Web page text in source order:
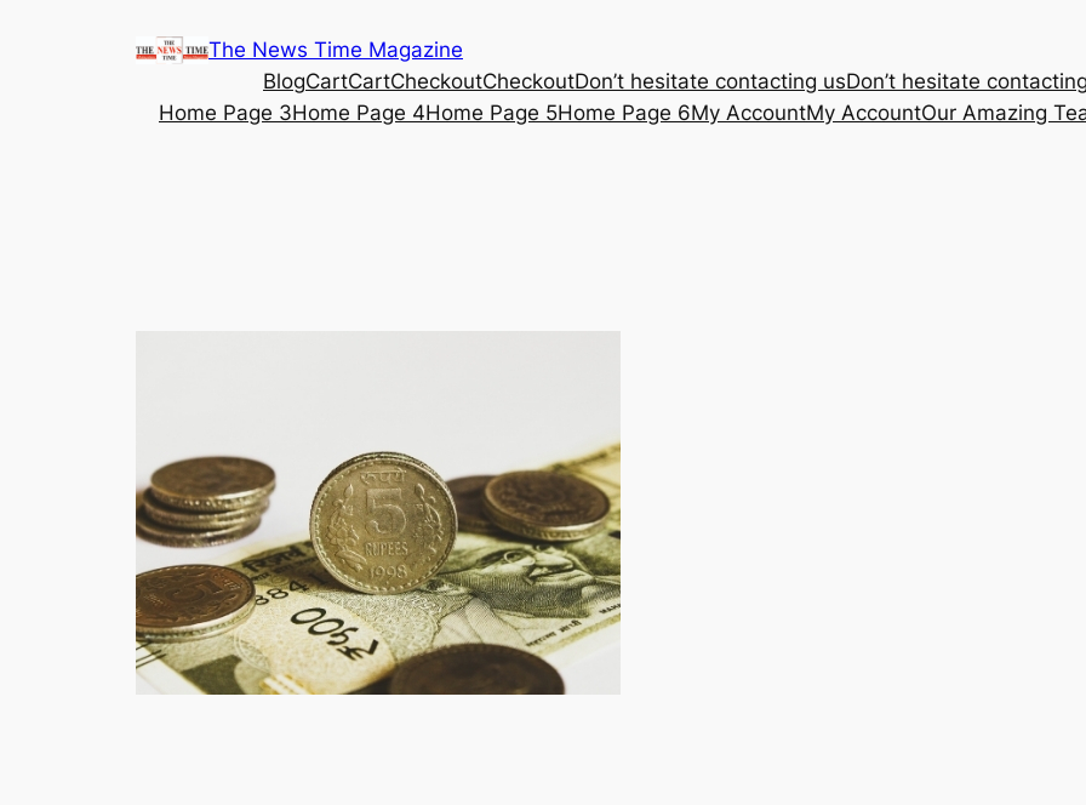
The News Time Magazine
BlogCartCartCheckoutCheckoutDon’t hesitate contacting usDon’t hesitate
Home Page 3Home Page 4Home Page 5Home Page 6My AccountMy AccountOur Amazing